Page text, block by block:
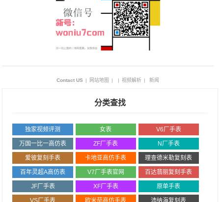
Contact US | 网站地图 | | 视频解析 | 新闻
分类查找
独家视频评测 女表 V6厂手表
万国一比一高仿表 ZF厂手表 N厂手表
爱彼复刻手表 卡地亚高仿手表 理查德米勒复刻表
百年灵超A高仿表 V7厂手表官网 百达翡丽复刻手表
JF厂手表 XF厂手表 原单手表